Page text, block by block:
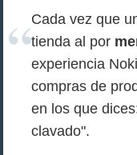
Cada vez que
tienda al por
experiencia
compras de
en los que
clavado".